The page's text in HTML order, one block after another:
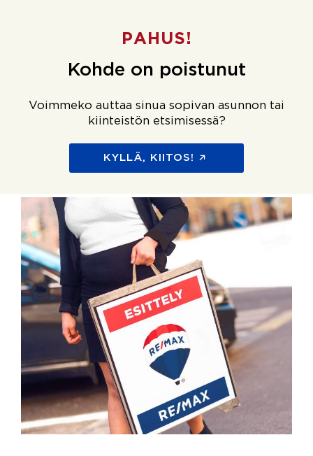
PAHUS!
Kohde on poistunut
Voimmeko auttaa sinua sopivan asunnon tai
kiinteistön etsimisessä?
KYLLÄ, KIITOS!